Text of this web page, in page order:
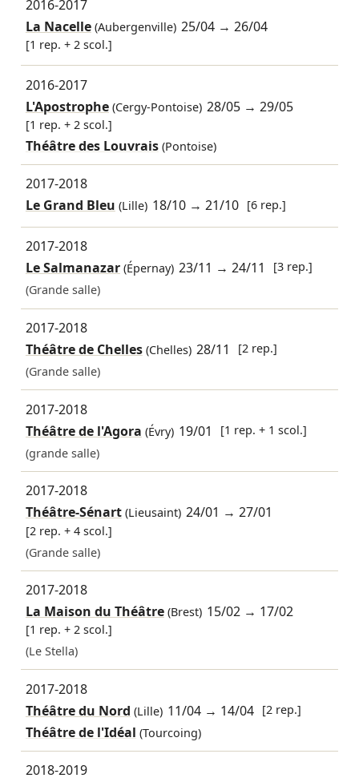
2016-2017
La Nacelle(Aubergenville) 25/04 →26/04
[1 rep. + 2 scol.]
2016-2017
L'Apostrophe(Cergy-Pontoise) 28/05 →29/05
[1 rep. + 2 scol.]
Théâtre des Louvrais (Pontoise)
2017-2018
Le Grand Bleu (Lille) 18/10 →21/10 [6 rep.]
2017-2018
Le Salmanazar(Épernay) 23/11 →24/11
[3 rep.]
(Grande salle)
2017-2018
Théâtre de Chelles(Chelles) 28/11
[2 rep.]
(Grande salle)
2017-2018
Théâtre de l'Agora (Évry) 19/01
[1 rep. + 1 scol.]
(grande salle)
2017-2018
Théâtre-Sénart(Lieusaint) 24/01 →27/01
[2 rep. + 4 scol.]
(Grande salle)
2017-2018
La Maison du Théâtre(Brest) 15/02 → 17/02
[1 rep. + 2 scol.]
(Le Stella)
2017-2018
Théâtre du Nord (Lille) 11/04 → 14/04 [2 rep.]
Théâtre de l'Idéal (Tourcoing)
2018-2019